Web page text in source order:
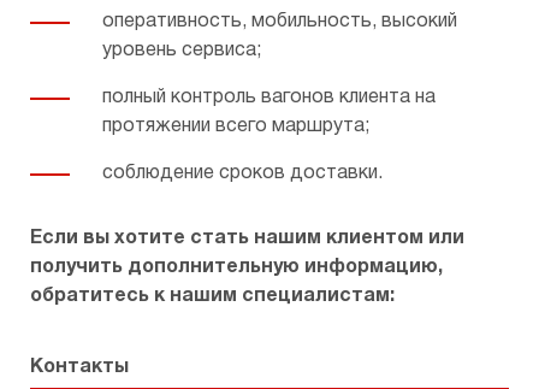
оперативность, мобильность, высокий
уровень сервиса;
полный контроль вагонов клиента на
протяжении всего маршрута;
соблюдение сроков доставки.
Если вы хотите стать нашим клиентом или
получить дополнительную информацию,
обратитесь к нашим специалистам:
Контакты